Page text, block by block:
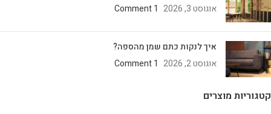
אוגוסט 3, 2026
1 Comment
איך לנקות כתם שמן מהספה?
אוגוסט 2, 2026
1 Comment
קטגוריות מוצרים